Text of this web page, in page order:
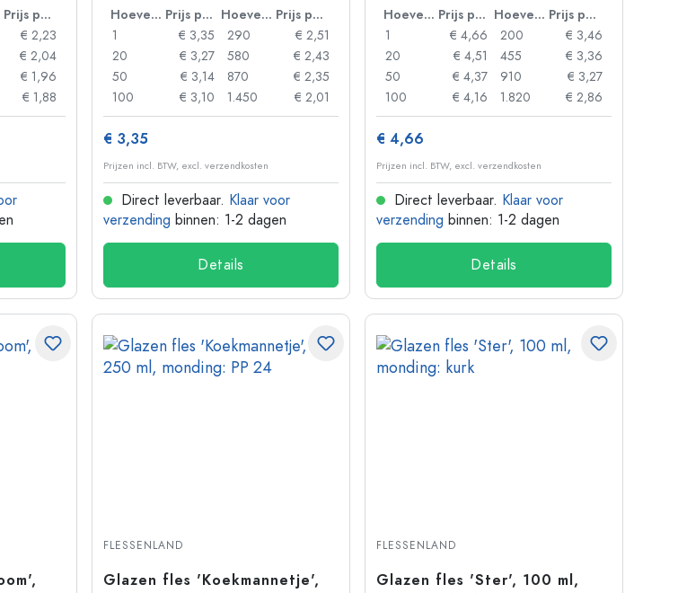
Prijs per eenheid
€ 2,23
€ 2,04
€ 1,96
€ 1,88
Hoeveelheid Prijs per eenheid Hoeveelheid
Prijs per eenheid
1
€ 3,35
20
€ 3,27
50
€ 3,14
100
€ 3,10
290
€ 2,51
580
€ 2,43
870
€ 2,35
1.450
€ 2,01
€ 3,35
Prijzen incl. BTW, excl. verzendkosten
Direct leverbaar. Klaar voor
verzending binnen: 1-2 dagen
Details
Hoeveelheid Prijs per eenheid Hoeveelheid
Prijs per eenheid
1
€ 4,66
20
€ 4,51
50
€ 4,37
100
€ 4,16
200
€ 3,46
455
€ 3,36
910
€ 3,27
1.820
€ 2,86
€ 4,66
Prijzen incl. BTW, excl. verzendkosten
Direct leverbaar. Klaar voor
verzending binnen: 1-2 dagen
Details
FLESSENLAND
Glazen fles 'Koekmannetje',
FLESSENLAND
Glazen fles 'Ster', 100 ml,